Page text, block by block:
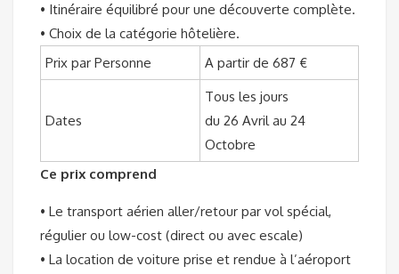
• Itinéraire équilibré pour une découverte complète.
• Choix de la catégorie hôtelière.
Prix par Personne
A partir de 687 €
Dates
Tous les jours
du 26 Avril au 24
Octobre
Ce prix comprend
• Le transport aérien aller/retour par vol spécial,
régulier ou low-cost (direct ou avec escale)
• La location de voiture prise et rendue à l’aéroport